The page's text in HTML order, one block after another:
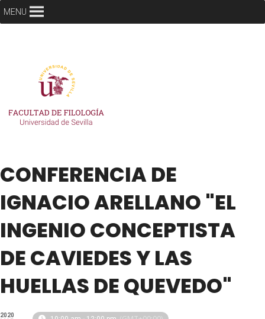
MENU
CONFERENCIA DE
IGNACIO ARELLANO "EL
INGENIO CONCEPTISTA
DE CAVIEDES Y LAS
HUELLAS DE QUEVEDO"
2020